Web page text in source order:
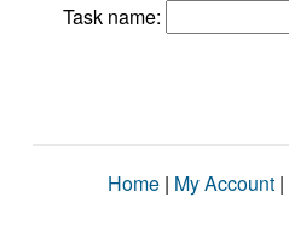
Task name:
Home | My Account |